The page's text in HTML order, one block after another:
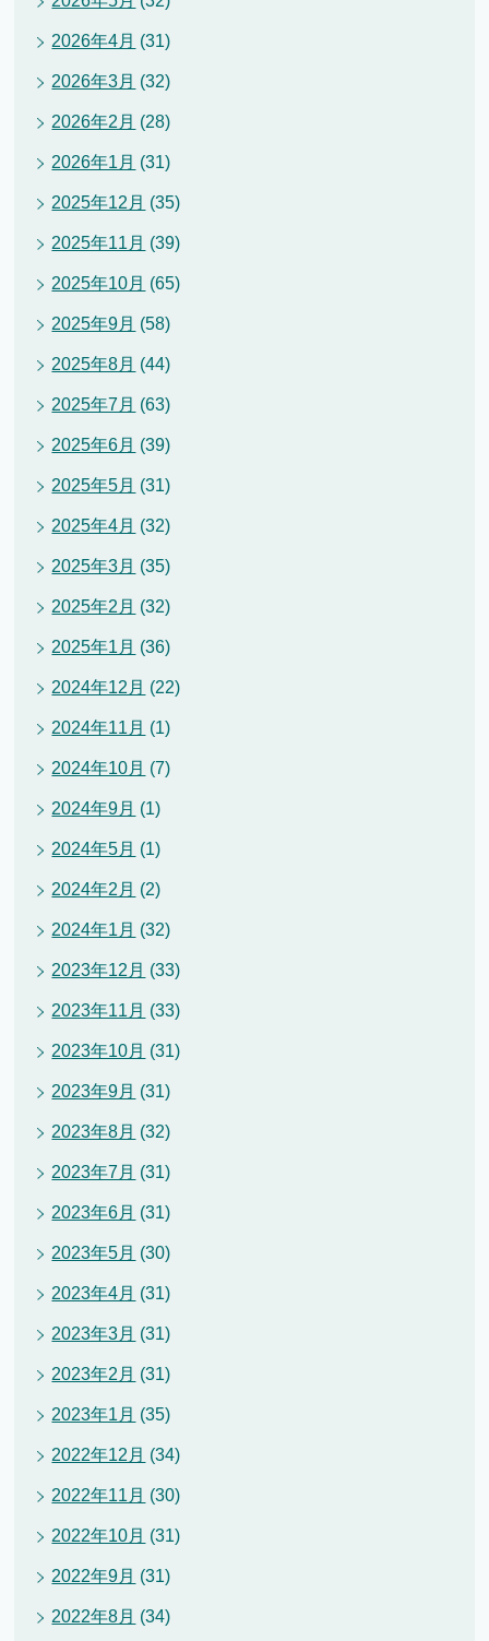
2026年4月 (31)
2026年3月 (32)
2026年2月 (28)
2026年1月 (31)
2025年12月 (35)
2025年11月 (39)
2025年10月 (65)
2025年9月 (58)
2025年8月 (44)
2025年7月 (63)
2025年6月 (39)
2025年5月 (31)
2025年4月 (32)
2025年3月 (35)
2025年2月 (32)
2025年1月 (36)
2024年12月 (22)
2024年11月 (1)
2024年10月 (7)
2024年9月 (1)
2024年5月 (1)
2024年2月 (2)
2024年1月 (32)
2023年12月 (33)
2023年11月 (33)
2023年10月 (31)
2023年9月 (31)
2023年8月 (32)
2023年7月 (31)
2023年6月 (31)
2023年5月 (30)
2023年4月 (31)
2023年3月 (31)
2023年2月 (31)
2023年1月 (35)
2022年12月 (34)
2022年11月 (30)
2022年10月 (31)
2022年9月 (31)
2022年8月 (34)